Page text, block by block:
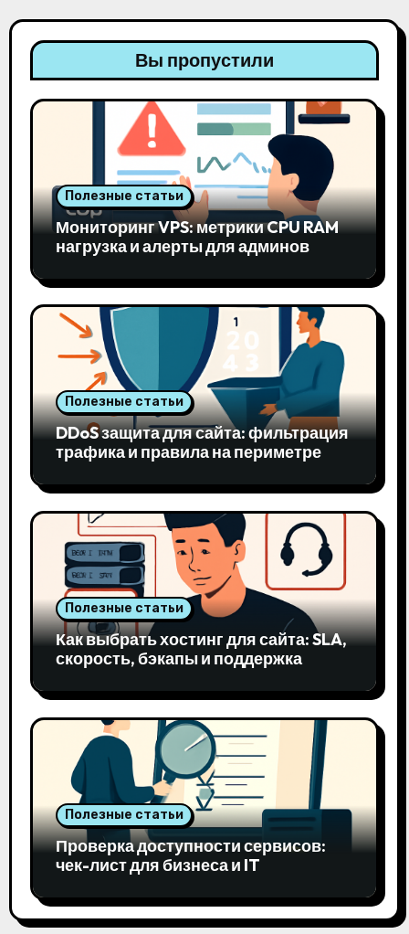
Вы пропустили
Полезные статьи
Мониторинг VPS: метрики CPU RAM
нагрузка и алерты для админов
Полезные статьи
DDoS защита для сайта: фильтрация
трафика и правила на периметре
Полезные статьи
Как выбрать хостинг для сайта: SLA,
скорость, бэкапы и поддержка
Полезные статьи
Проверка доступности сервисов:
чек-лист для бизнеса и IT